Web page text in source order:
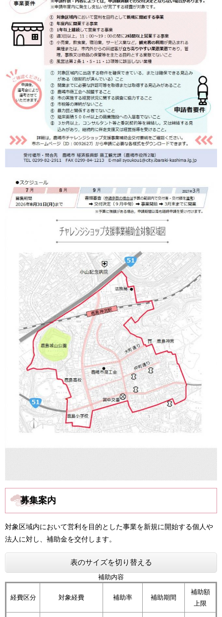
募集案内
対象区域内において営利を目的とした事業を新規に開始する個人や
法人に対し、補助金を交付します。
表のサイズを切り替える
補助内容
経費区分 対象経費 補助率 補助期間
補助額
上限